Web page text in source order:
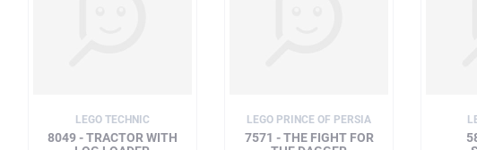
LEGO TECHNIC
8049 - TRACTOR WITH
LEGO PRINCE OF PERSIA
7571 - THE FIGHT FOR